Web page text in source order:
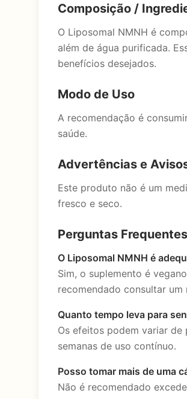
Composição /
O Liposomal NMNH é
além de água purificada.
benefícios desejados.
Modo de Uso
A recomendação é
saúde.
Advertências e
Este produto não é um
fresco e seco.
Perguntas Frequentes
O Liposomal NMNH é
Sim, o suplemento é
recomendado consultar
Quanto tempo leva para
Os efeitos podem variar de
semanas de uso contínuo.
Posso tomar mais de uma
Não é recomendado